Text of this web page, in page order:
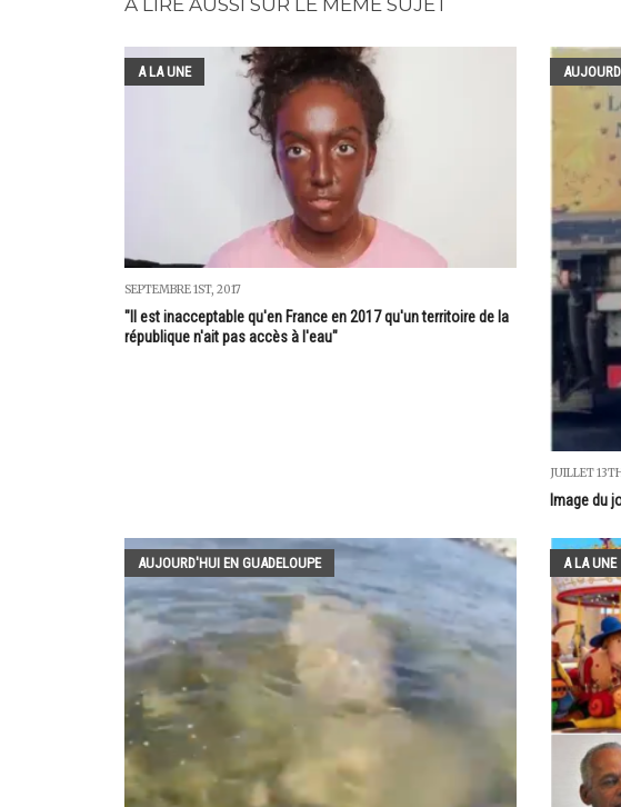
A LIRE AUSSI SUR LE MÊME SUJET
A LA UNE
SEPTEMBRE 1ST, 2017
"Il est inacceptable qu'en France en 2017 qu'un territoire de la
république n'ait pas accès à l'eau"
JUILLET
Image du
AUJOURD'HUI EN GUADELOUPE A LA UNE